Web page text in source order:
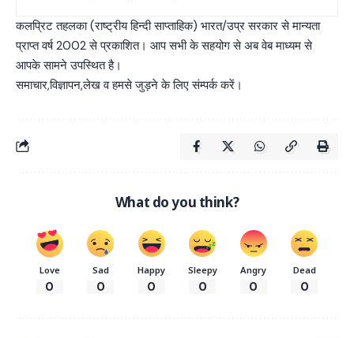
कलप्रिट तहलका (राष्ट्रीय हिन्दी साप्ताहिक) भारत/उप्र सरकार से मान्यता
प्राप्त वर्ष 2002 से प्रकाशित। आप सभी के सहयोग से अब वेब माध्यम से
आपके सामने उपस्थित है।
समाचार,विज्ञापन,लेख व हमसे जुड़ने के लिए संम्पर्क करें।
What do you think?
Love
0
Sad
0
Happy
0
Sleepy
0
Angry
0
Dead
0